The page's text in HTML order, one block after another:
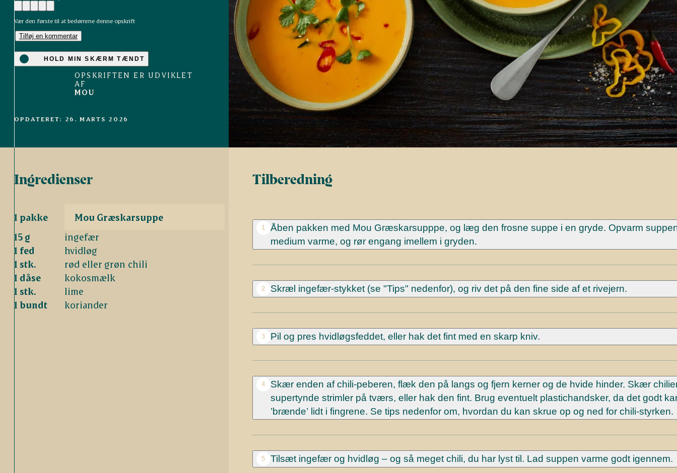
Vær den første til at bedømme denne opskrift
Tilføj en kommentar
HOLD MIN SKÆRM TÆNDT
OPSKRIFTEN ER UDVIKLET
AF
MOU
OPDATERET: 26. MARTS 2026
Ingredienser
1 pakke
Mou Græskarsuppe
15 g
ingefær
1 fed
hvidløg
1 stk.
rød eller grøn chili
1 dåse
kokosmælk
1 stk.
lime
1 bundt
koriander
Tilberedning
1
Åben pakken med Mou Græskarsupppe, og læg den frosne suppe i en gryde. Opvarm
medium varme, og rør engang imellem i gryden.
2 Skræl ingefær-stykket (se "Tips" nedenfor), og riv det på den fine side af et rivejern.
3 Pil og pres hvidløgsfeddet, eller hak det fint med en skarp kniv.
4
Skær enden af chili-peberen, flæk den på langs og fjern kerner og de hvide hinder. Skær
supertynde strimler på tværs, eller hak den fint. Brug eventuelt plastichandsker, da det godt
’brænde’ lidt i fingrene. Se tips nedenfor om, hvordan du kan skrue op og ned for chili-styrken.
5 Tilsæt ingefær og hvidløg – og så meget chili, du har lyst til. Lad suppen varme godt igennem.